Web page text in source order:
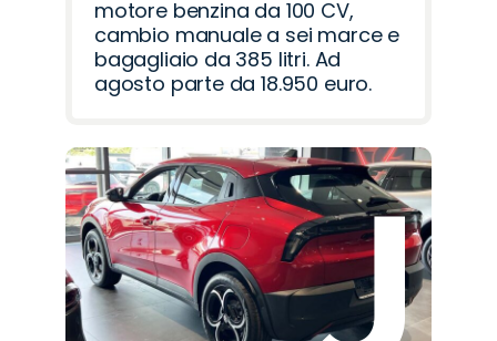
motore benzina da 100 CV,
cambio manuale a sei marce e
bagagliaio da 385 litri. Ad
agosto parte da 18.950 euro.